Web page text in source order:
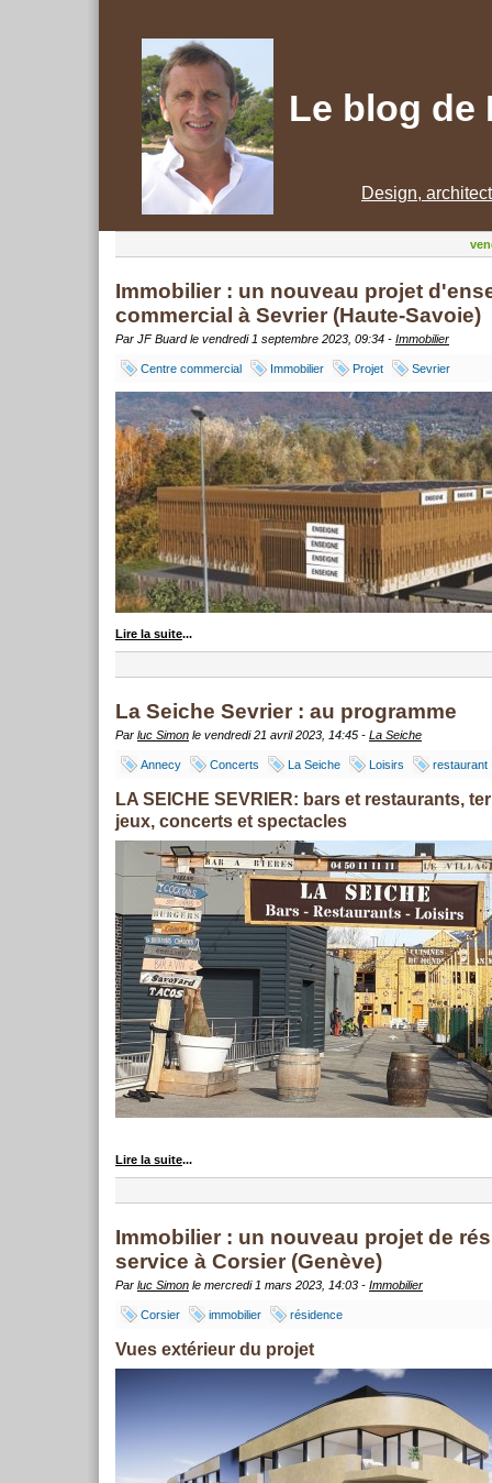
Le blog de
Design,
Immobilier : un nouveau projet
commercial à Sevrier (Haute-Savoie)
Par JF Buard le vendredi 1 septembre 2023, 09:34 - Immobilier
Centre commercial Immobilier Projet Sevrier
Lire la suite...
La Seiche Sevrier : au programme
Par luc Simon le vendredi 21 avril 2023, 14:45 - La Seiche
Annecy Concerts La Seiche Loisirs restaurant
LA SEICHE SEVRIER: bars et restaurants,
jeux, concerts et spectacles
Lire la suite...
Immobilier : un nouveau projet de
service à Corsier (Genève)
Par luc Simon le mercredi 1 mars 2023, 14:03 - Immobilier
Corsier immobilier résidence
Vues extérieur du projet